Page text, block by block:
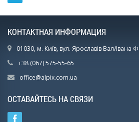
КОНТАКТНАЯ ИНФОРМАЦИЯ
01030, м. Київ, вул. Ярославів Вал/Івана
+38 (067) 575-55-65
office@alpix.com.ua
ОСТАВАЙТЕСЬ НА СВЯЗИ